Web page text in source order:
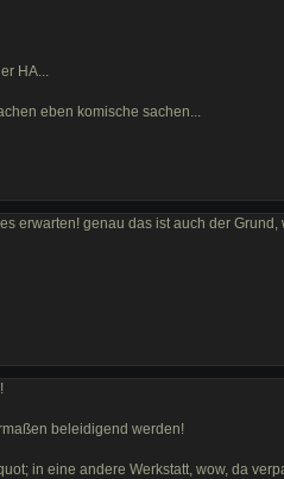
HA...
eben komische sachen...
erwarten! genau das ist auch der
beleidigend werden!
in eine andere Werkstatt, wow, da